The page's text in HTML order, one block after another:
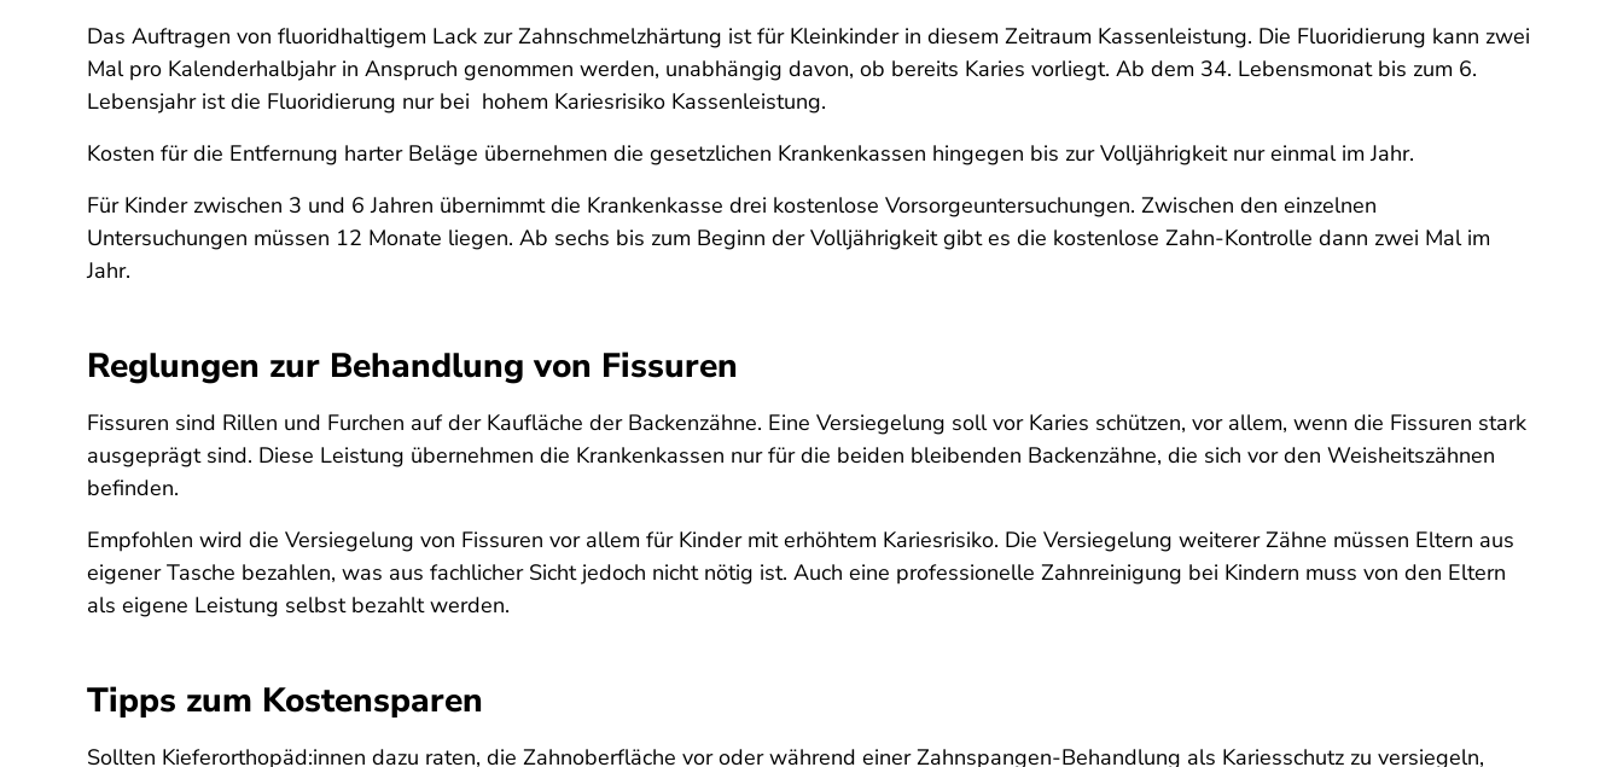
Das Auftragen von fluoridhaltigem Lack zur Zahnschmelzhärtung ist für Kleinkinder in diesem Zeitraum Kassenleistung. Die Fluoridierung kann zwei
Mal pro Kalenderhalbjahr in Anspruch genommen werden, unabhängig davon, ob bereits Karies vorliegt. Ab dem 34. Lebensmonat bis zum 6.
Lebensjahr ist die Fluoridierung nur bei hohem Kariesrisiko Kassenleistung.
Kosten für die Entfernung harter Beläge übernehmen die gesetzlichen Krankenkassen hingegen bis zur Volljährigkeit nur einmal im Jahr.
Für Kinder zwischen 3 und 6 Jahren übernimmt die Krankenkasse drei kostenlose Vorsorgeuntersuchungen. Zwischen den einzelnen
Untersuchungen müssen 12 Monate liegen. Ab sechs bis zum Beginn der Volljährigkeit gibt es die kostenlose Zahn-Kontrolle dann zwei Mal im
Jahr.
Reglungen zur Behandlung von Fissuren
Fissuren sind Rillen und Furchen auf der Kaufläche der Backenzähne. Eine Versiegelung soll vor Karies schützen, vor allem, wenn die Fissuren stark
ausgeprägt sind. Diese Leistung übernehmen die Krankenkassen nur für die beiden bleibenden Backenzähne, die sich vor den Weisheitszähnen
befinden.
Empfohlen wird die Versiegelung von Fissuren vor allem für Kinder mit erhöhtem Kariesrisiko. Die Versiegelung weiterer Zähne müssen Eltern aus
eigener Tasche bezahlen, was aus fachlicher Sicht jedoch nicht nötig ist. Auch eine professionelle Zahnreinigung bei Kindern muss von den Eltern
als eigene Leistung selbst bezahlt werden.
Tipps zum Kostensparen
Sollten Kieferorthopäd:innen dazu raten, die Zahnoberfläche vor oder während einer Zahnspangen-Behandlung als Kariesschutz zu versiegeln,